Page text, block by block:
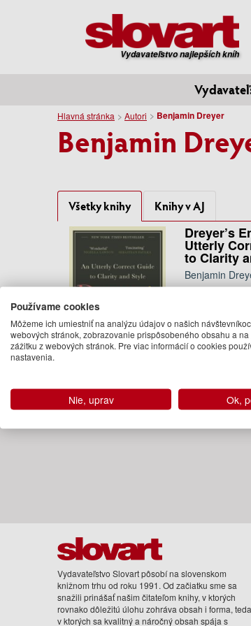
Vydavateľstvo najlepších kníh
Hlavná stránka Autori Benjamin Dreyer
Benjamin
Všetky knihy Knihy v AJ
Dreyer’s
Utterly
to Clarity
Benjamin
12.50 €
Vydavateľstvo Slovart pôsobí na slovenskom
knižnom trhu od roku 1991. Od začiatku sme sa
snažili prinášať našim čitateľom knihy, v ktorých
rovnako dôležitú úlohu zohráva obsah i forma, teda
v ktorých sa kvalitný a náročný obsah spája s
Používame cookies
Môžeme ich umiestniť na analýzu údajov o našich
webových stránok, zobrazovanie prispôsobeného obsahu a
zážitku z webových stránok. Pre viac informácií o cookies
nastavenia.
Nie, uprav Ok,